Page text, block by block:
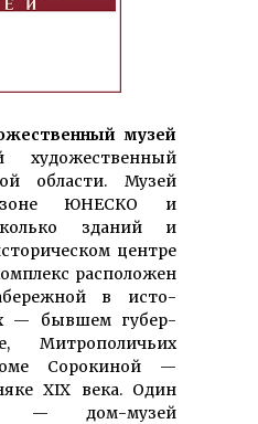
музей
области. Музей
ЮНЕСКО и
зданий и
центре
расположен
в исто­
— бывшем губер­
Митро­поличьих
Сорокиной —
XIX века. Один
— дом-музей